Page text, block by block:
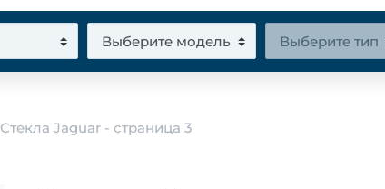
Стекла Jaguar - страница 3